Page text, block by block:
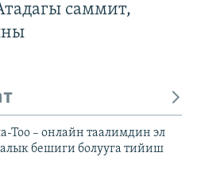
саммит,
Тоо – онлайн таалимдин эл
бешиги болууга тийиш